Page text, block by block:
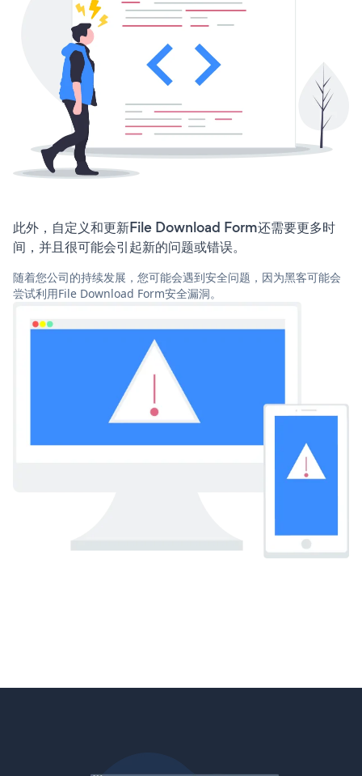
此外，自定义和更新File Download Form还需要更多时
间，并且很可能会引起新的问题或错误。
随着您公司的持续发展，您可能会遇到安全问题，因为黑客可能会
尝试利用File Download Form安全漏洞。